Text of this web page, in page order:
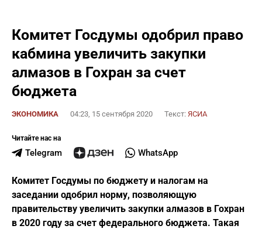
Комитет Госдумы одобрил право
кабмина увеличить закупки
алмазов в Гохран за счет
бюджета
ЭКОНОМИКА 04:23, 15 сентября 2020 Текст: ЯСИА
Читайте нас на
Telegram WhatsApp
Комитет Госдумы по бюджету и налогам на
заседании одобрил норму, позволяющую
правительству увеличить закупки алмазов в Гохран
в 2020 году за счет федерального бюджета. Такая